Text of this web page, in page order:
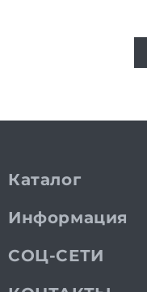
Каталог
Информация
СОЦ-СЕТИ